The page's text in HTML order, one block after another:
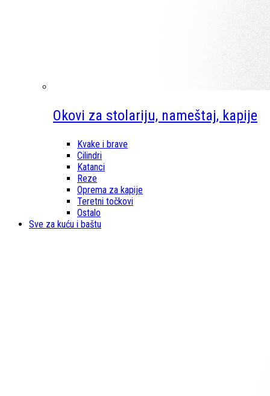
Okovi za stolariju, nameštaj, kapije
Kvake i brave
Cilindri
Katanci
Reze
Oprema za kapije
Teretni točkovi
Ostalo
Sve za kuću i baštu